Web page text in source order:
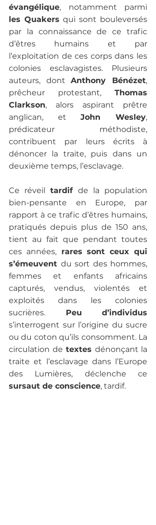
évangélique
les Quakers qui sont bouleversés
par la connaissance de ce trafic
d’êtres humains et par
l’exploitation de ces corps dans les
colonies esclavagistes. Plusieurs
auteurs, dont Anthony Bénézet,
prêcheur protestant, Thomas
Clarkson, alors aspirant prêtre
anglican, et John Wesley,
prédicateur méthodiste,
contribuent par leurs écrits à
dénoncer la traite, puis dans un
deuxième temps, l’esclavage.
Ce réveil tardif de la population
bien-pensante en Europe, par
rapport à ce trafic d’êtres humains,
pratiqués depuis plus de 150 ans,
tient au fait que pendant toutes
ces années, rares sont ceux qui
s’émeuvent du sort des hommes,
femmes et enfants africains
capturés, vendus, violentés et
exploités dans les colonies
sucrières. Peu d’individus
s’interrogent sur l’origine du sucre
ou du coton qu’ils consomment. La
circulation de textes dénonçant la
traite et l’esclavage dans l’Europe
sursaut de conscience